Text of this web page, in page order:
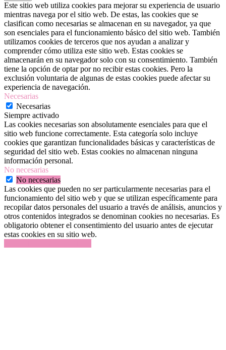
Este sitio web utiliza cookies para mejorar su experiencia de usuario
mientras navega por el sitio web. De estas, las cookies que se
clasifican como necesarias se almacenan en su navegador, ya que
son esenciales para el funcionamiento básico del sitio web. También
utilizamos cookies de terceros que nos ayudan a analizar y
comprender cómo utiliza este sitio web. Estas cookies se
almacenarán en su navegador solo con su consentimiento. También
tiene la opción de optar por no recibir estas cookies. Pero la
exclusión voluntaria de algunas de estas cookies puede afectar su
experiencia de navegación.
Necesarias
Necesarias
Siempre activado
Las cookies necesarias son absolutamente esenciales para que el
sitio web funcione correctamente. Esta categoría solo incluye
cookies que garantizan funcionalidades básicas y características de
seguridad del sitio web. Estas cookies no almacenan ninguna
información personal.
No necesarias
No necesarias
Las cookies que pueden no ser particularmente necesarias para el
funcionamiento del sitio web y que se utilizan específicamente para
recopilar datos personales del usuario a través de análisis, anuncios y
otros contenidos integrados se denominan cookies no necesarias. Es
obligatorio obtener el consentimiento del usuario antes de ejecutar
estas cookies en su sitio web.